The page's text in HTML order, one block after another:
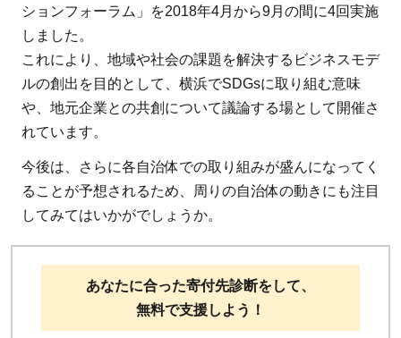
ションフォーラム」を2018年4月から9月の間に4回実施
しました。
これにより、地域や社会の課題を解決するビジネスモデ
ルの創出を目的として、横浜でSDGsに取り組む意味
や、地元企業との共創について議論する場として開催さ
れています。
今後は、さらに各自治体での取り組みが盛んになってく
ることが予想されるため、周りの自治体の動きにも注目
してみてはいかがでしょうか。
あなたに合った寄付先診断をして、
無料で支援しよう！